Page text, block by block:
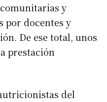
y
por docentes y
De ese total, unos
prestación
del